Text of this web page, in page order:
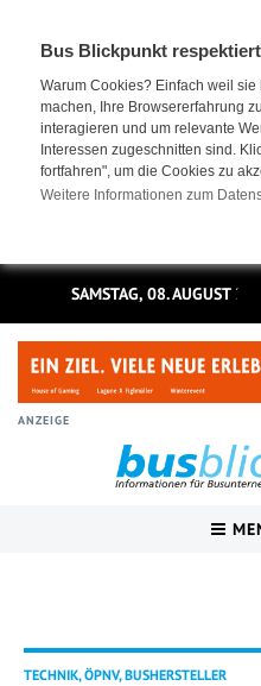
Bus Blickpunkt
Warum Cookies? Einfach weil
machen, Ihre Browsererfahrung
interagieren und um relevante
Interessen zugeschnitten sind.
fortfahren", um die Cookies zu
Weitere Informationen zum
SAMSTAG, 08. AUGUST
ANZEIGE
TECHNIK, ÖPNV, BUSHERSTELLER